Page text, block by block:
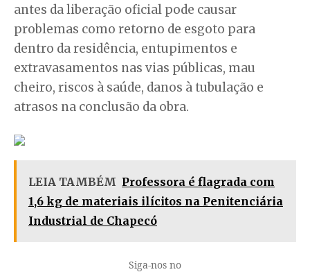
antes da liberação oficial pode causar
problemas como retorno de esgoto para
dentro da residência, entupimentos e
extravasamentos nas vias públicas, mau
cheiro, riscos à saúde, danos à tubulação e
atrasos na conclusão da obra.
LEIA TAMBÉM Professora é flagrada com
1,6 kg de materiais ilícitos na Penitenciária
Industrial de Chapecó
Siga-nos no